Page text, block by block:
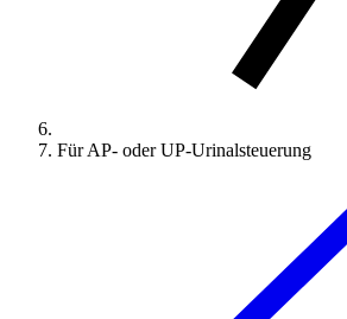
Für AP- oder UP-Urinalsteuerung